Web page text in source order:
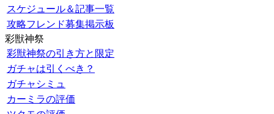
スケジュール＆記事一覧
攻略フレンド募集掲示板
彩獣神祭
彩獣神祭の引き方と限定
ガチャは引くべき？
ガチャシミュ
カーミラの評価